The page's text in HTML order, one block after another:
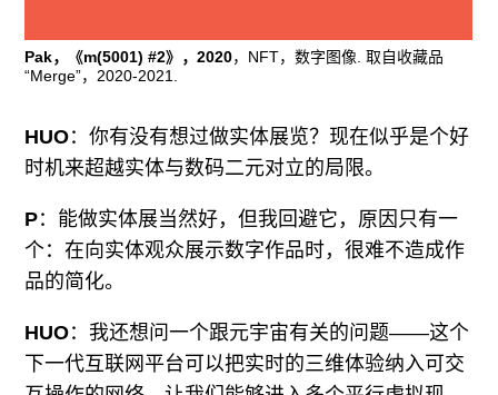
Pak，《m(5001) #2》，2020，NFT，数字图像. 取自收藏品
“Merge”，2020-2021.
HUO：你有没有想过做实体展览？现在似乎是个好
时机来超越实体与数码二元对立的局限。
P：能做实体展当然好，但我回避它，原因只有一
个：在向实体观众展示数字作品时，很难不造成作
品的简化。
HUO：我还想问一个跟元宇宙有关的问题——这个
下一代互联网平台可以把实时的三维体验纳入可交